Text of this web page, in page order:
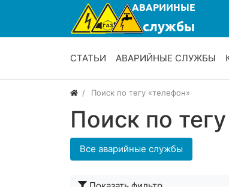
СТАТЬИ АВАРИЙНЫЕ СЛУЖБЫ
Поиск по тегу «телефон»
Поиск по
Все аварийные службы